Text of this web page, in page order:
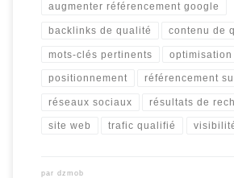
augmenter référencement google
backlinks de qualité contenu de
mots-clés pertinents
positionnement référencement
réseaux sociaux résultats de
site web trafic qualifié
par dzmob